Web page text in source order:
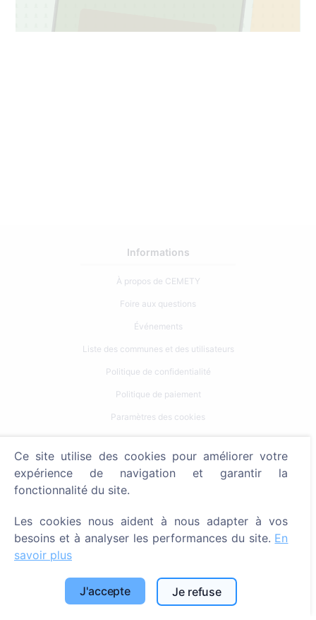
Informations
À propos de CEMETY
Foire aux questions
Événements
Liste des communes et des utilisateurs
Politique de confidentialité
Politique de paiement
Paramètres des cookies
Rechercher des défunts
Services
SIA "CEMETY", LV40103618951
Ce site utilise des cookies pour améliorer votre
expérience de navigation et garantir la
fonctionnalité du site.
Les cookies nous aident à nous adapter à vos
besoins et à analyser les performances du site. En
savoir plus
J'accepte Je refuse